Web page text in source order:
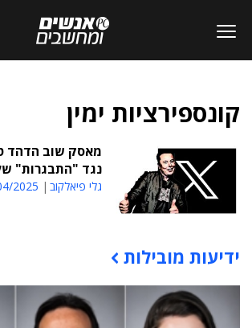
קונספירציות ימין
מאסק שוב הדהד
נגד "התבגרות"
גלי פיאלקוב 16:00
תוכן פרסומי
ידיעות מובילות